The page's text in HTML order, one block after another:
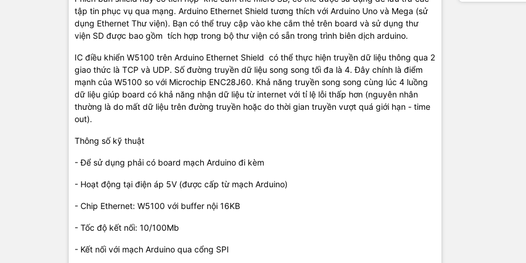
tập tin phục vụ qua mạng. Arduino Ethernet Shield tương thích với Arduino Uno và Mega (sử
dụng Ethernet Thư viện). Bạn có thể truy cập vào khe cắm thẻ trên board và sử dụng thư
viện SD được bao gồm tích hợp trong bộ thư viện có sẵn trong trình biên dịch arduino.
IC điều khiển W5100 trên Arduino Ethernet Shield có thể thực hiện truyền dữ liệu thông qua 2
giao thức là TCP và UDP. Số đường truyền dữ liệu song song tối đa là 4. Đây chính là điểm
mạnh của W5100 so với Microchip ENC28J60. Khả năng truyền song song cùng lúc 4 luồng
dữ liệu giúp board có khả năng nhận dữ liệu từ internet với tỉ lệ lỗi thấp hơn (nguyên nhân
thường là do mất dữ liệu trên đường truyền hoặc do thời gian truyền vượt quá giới hạn - time
out).
Thông số kỹ thuật
- Để sử dụng phải có board mạch Arduino đi kèm
- Hoạt động tại điện áp 5V (được cấp từ mạch Arduino)
- Chip Ethernet: W5100 với buffer nội 16KB
- Tốc độ kết nối: 10/100Mb
- Kết nối với mạch Arduino qua cổng SPI
- Thư viện và code mẫu có sẵn trong chương trình Arduino
Lưu ý rằng bởi vì W5100 và SD card sử dụng chung chuẩn truyền SPI, vì vậy
duy nhất có thể được hoạt động tại một thời điểm. Nếu bạn đang sử dụng cả
ngoại vi trong chương trình của bạn, điều này cần được xử lý bởi các thư viện